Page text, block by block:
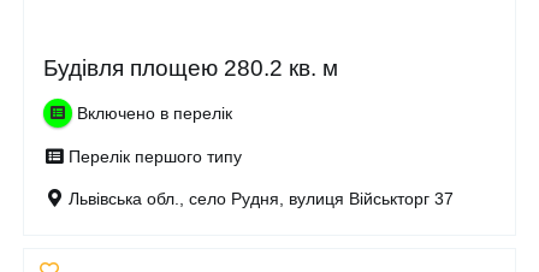
Будівля площею 280.2 кв. м
Включено в перелік
Перелік першого типу
Львівська обл., село Рудня, вулиця Військторг 37